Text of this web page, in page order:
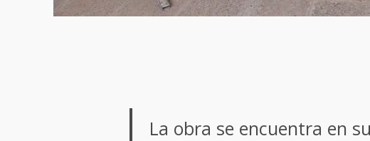
La obra se encuentra en